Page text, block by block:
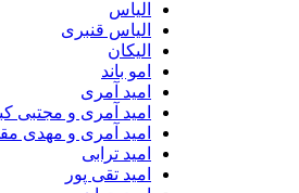
الیاس قنبرى
امو باند
امید آمری
امید آمری و مجتبی کبیری و
امید آمری و مهدی مقدم
امید ترابی
امید تقی پور